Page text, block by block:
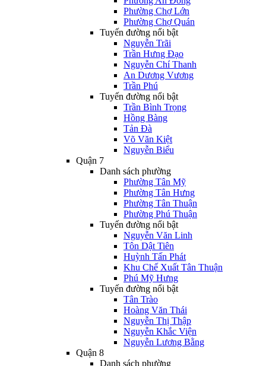
Phường Chợ Lớn
Phường Chợ Quán
Tuyến đường nổi bật
Nguyễn Trãi
Trần Hưng Đạo
Nguyễn Chí Thanh
An Dương Vương
Trần Phú
Tuyến đường nổi bật
Trần Bình Trọng
Hồng Bàng
Tản Đà
Võ Văn Kiệt
Nguyễn Biểu
Quận 7
Danh sách phường
Phường Tân Mỹ
Phường Tân Hưng
Phường Tân Thuận
Phường Phú Thuận
Tuyến đường nổi bật
Nguyễn Văn Linh
Tôn Dật Tiên
Huỳnh Tấn Phát
Khu Chế Xuất Tân Thuận
Phú Mỹ Hưng
Tuyến đường nổi bật
Tân Trào
Hoàng Văn Thái
Nguyễn Thị Thập
Nguyễn Khắc Viện
Nguyễn Lương Bằng
Quận 8
Danh sách phường